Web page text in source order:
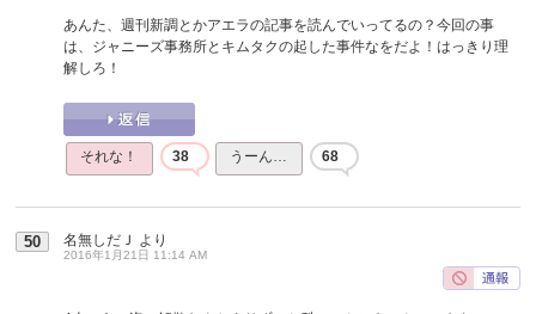
あんた、週刊新調とかアエラの記事を読んでいってるの？今回の事
は、ジャニーズ事務所とキムタクの起した事件なをだよ！はっきり理
解しろ！
それな！ 38 うーん… 68
50 名無しだＪ より
2016年1月21日 11:14 AM